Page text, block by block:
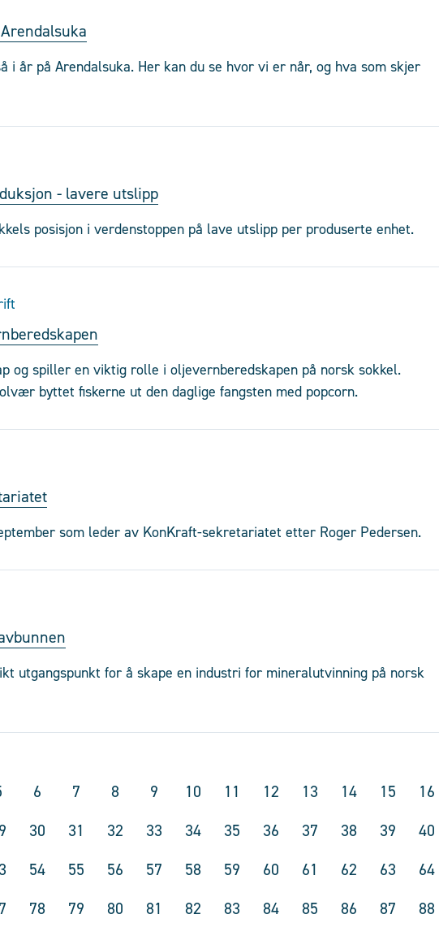
i år på Arendalsuka. Her kan du se hvor vi er når, og hva som skjer
- lavere utslipp
posisjon i verdenstoppen på lave utslipp per produserte enhet.
og spiller en viktig rolle i oljevernberedskapen på norsk sokkel.
byttet fiskerne ut den daglige fangsten med popcorn.
som leder av KonKraft-sekretariatet etter Roger Pedersen.
utgangspunkt for å skape en industri for mineralutvinning på norsk
6 7 8 9 10 11 12 13 14 15 16
30 31 32 33 34 35 36 37 38 39 40
54 55 56 57 58 59 60 61 62 63 64
78 79 80 81 82 83 84 85 86 87 88